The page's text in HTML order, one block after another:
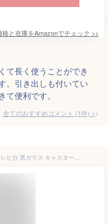
格と在庫をAmazonでチェック >>
て長く使うことができ
。引き出しも付いてい
便利です。
全てのおすすめコメント (1件) >
ブラックガラステレビボード 幅120cm【テレビ台 黒ガラス キャスター付き ローボード ロータイプ 引出し 収納 リビングボード TV台 TVボード 木 ブラウン シンプル モダン ウォールナット 木目 木製 おしゃれ家具 かわいい コンパクト 一人暮らし ワンルーム】